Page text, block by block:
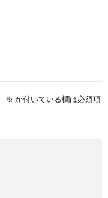
※ が付いている欄は必須項